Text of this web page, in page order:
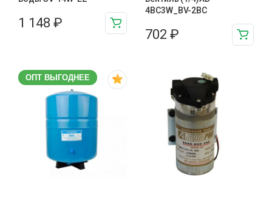
1 148 ₽
4BC3W_BV-2BC
702 ₽
ОПТ ВЫГОДНЕЕ